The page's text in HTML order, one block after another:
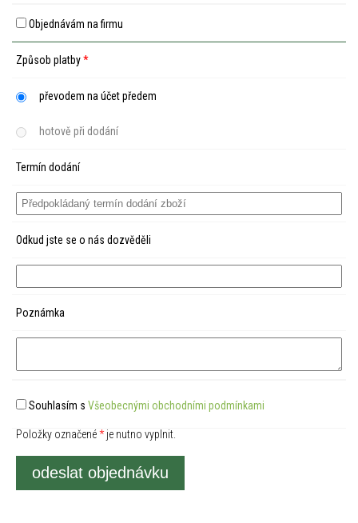
Objednávám na firmu
Způsob platby*
převodem na účet předem
hotově při dodání
Termín dodání
Odkud jste se o nás dozvěděli
Poznámka
Souhlasím s Všeobecnými obchodními podmínkami
Položky označené*je nutno vyplnit.
odeslat objednávku